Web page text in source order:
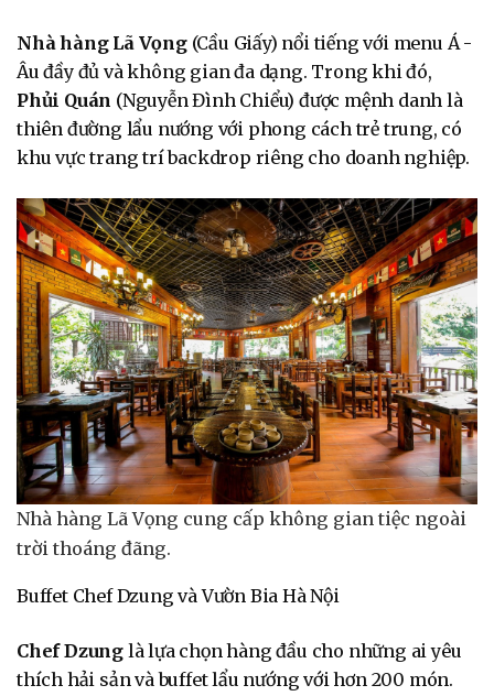
Nhà hàng Lã Vọng(Cầu Giấy) nổi tiếng với menu Á -
Âu đầy đủ và không gian đa dạng. Trong khi đó,
Phủi Quán (Nguyễn Đình Chiểu) được mệnh danh là
thiên đường lẩu nướng với phong cách trẻ trung, có
khu vực trang trí backdrop riêng cho doanh nghiệp.
Nhà hàng Lã Vọng cung cấp không gian tiệc ngoài
trời thoáng đãng.
Buffet Chef Dzung và Vườn Bia Hà Nội
Chef Dzung là lựa chọn hàng đầu cho những ai yêu
thích hải sản và buffet lẩu nướng với hơn 200 món.